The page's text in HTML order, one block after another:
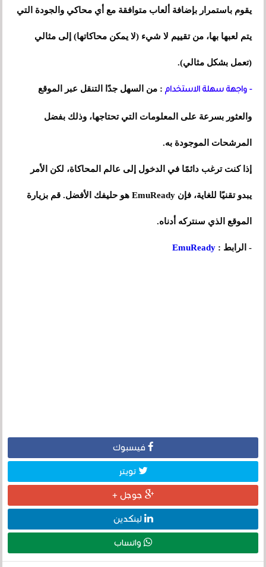
يقوم باستمرار بإضافة ألعاب متوافقة مع أي محاكي والجودة التي
يتم لعبها بها، من تقييم لا شيء (لا يمكن محاكاتها) إلى مثالي
(تعمل بشكل مثالي).
- واجهة سهلة الاستخدام : من السهل جدًا التنقل عبر الموقع
والعثور بسرعة على المعلومات التي تحتاجها، وذلك بفضل
المرشحات الموجودة به.
إذا كنت ترغب دائمًا في الدخول إلى عالم المحاكاة، لكن الأمر
يبدو تقنيًا للغاية، فإن EmuReady هو حليفك الأفضل. قم بزيارة
الموقع الذي سنتركه أدناه.
- الرابط :EmuReady
فيسبوك
تويتر
جوجل +
لينكدين
واتساب